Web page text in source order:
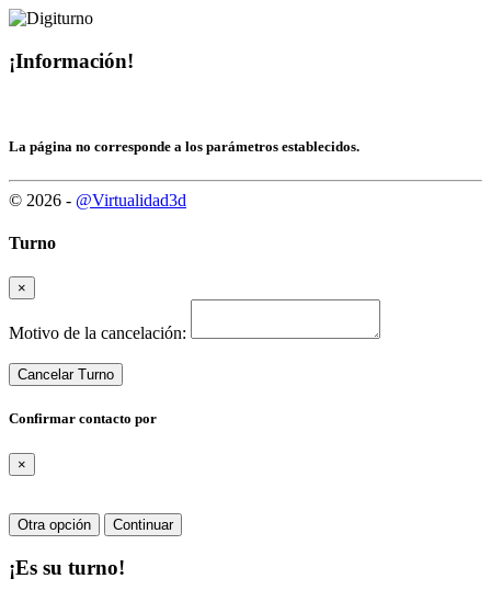
¡Información!
La página no corresponde a los parámetros establecidos.
© 2026 - @Virtualidad3d
Turno
×
Motivo de la cancelación:
Cancelar Turno
Confirmar contacto por
×
Otra opción Continuar
¡Es su turno!